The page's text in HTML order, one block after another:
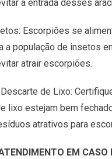
a entrada desses
Escorpiões se
a população de insetos
atrair escorpiões.
de Lixo:
lixo estejam bem
atrativos para
EM CASO